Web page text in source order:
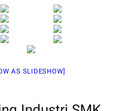
AS SLIDESHOW]